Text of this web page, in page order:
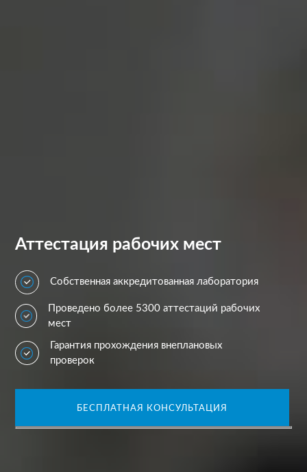
Аттестация рабочих мест
Собственная аккредитованная лаборатория
Проведено более 5300 аттестаций рабочих
мест
Гарантия прохождения внеплановых
проверок
БЕСПЛАТНАЯ КОНСУЛЬТАЦИЯ